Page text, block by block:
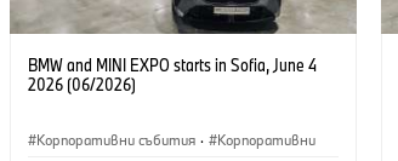
BMW and MINI EXPO starts in Sofia, June 4
2026 (06/2026)
Корпоративни събития · Корпоративни